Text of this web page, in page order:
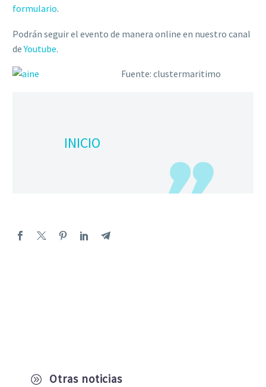
A Otras noticias
formulario.
Podrán seguir el evento de manera online en nuestro canal
deYoutube.
Fuente: clustermaritimo
INICIO